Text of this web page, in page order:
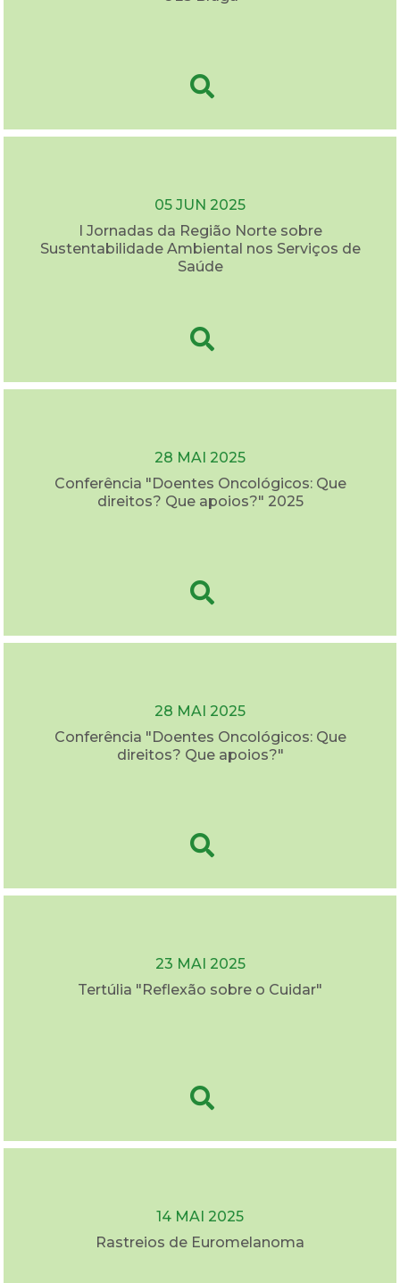
05 JUN 2025
I Jornadas da Região Norte sobre
Sustentabilidade Ambiental nos Serviços de
Saúde
28 MAI 2025
Conferência "Doentes Oncológicos: Que
direitos? Que apoios?" 2025
28 MAI 2025
Conferência "Doentes Oncológicos: Que
direitos? Que apoios?"
23 MAI 2025
Tertúlia "Reflexão sobre o Cuidar"
14 MAI 2025
Rastreios de Euromelanoma